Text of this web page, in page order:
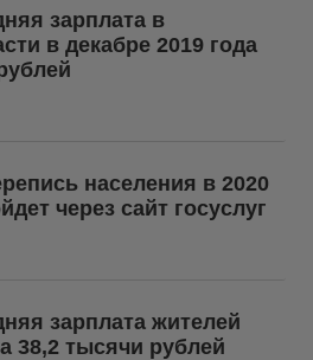
зарплата в
в декабре 2019 года
населения в 2020
через сайт госуслуг
зарплата жителей
38,2 тысячи рублей